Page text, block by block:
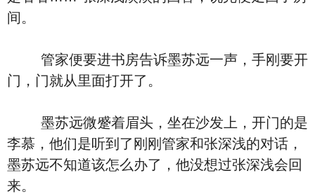
间。
管家便要进书房告诉墨苏远一声，手刚要开
门，门就从里面打开了。
墨苏远微蹙着眉头，坐在沙发上，开门的是
李慕，他们是听到了刚刚管家和张深浅的对话，
墨苏远不知道该怎么办了，他没想过张深浅会回
来。